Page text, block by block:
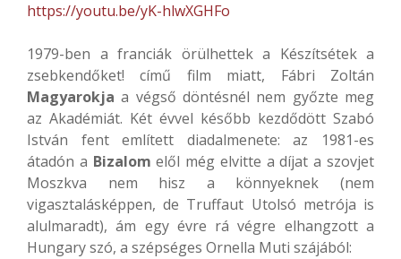
https://youtu.be/yK-hlwXGHFo
1979-ben a franciák örülhettek a Készítsétek a
zsebkendőket! című film miatt, Fábri Zoltán
Magyarokja a végső döntésnél nem győzte meg
az Akadémiát. Két évvel később kezdődött Szabó
István fent említett diadalmenete: az 1981-es
átadón a Bizalom elől még elvitte a díjat a szovjet
Moszkva nem hisz a könnyeknek (nem
vigasztalásképpen, de Truffaut Utolsó metrója is
alulmaradt), ám egy évre rá végre elhangzott a
Hungary szó, a szépséges Ornella Muti szájából: